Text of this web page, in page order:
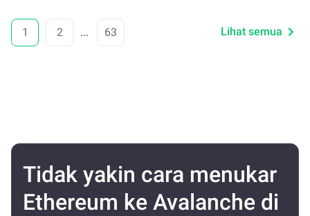
1 2 ... 63 Lihat semua
Tidak yakin cara menukar
Ethereum ke Avalanche di